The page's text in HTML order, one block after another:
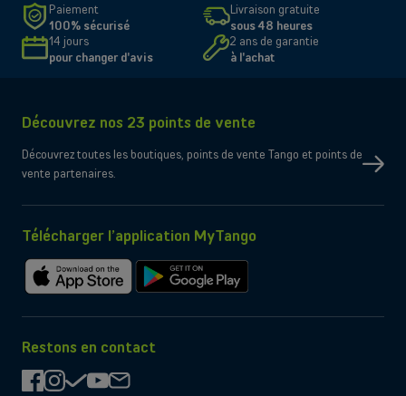
Paiement
100% sécurisé
Livraison gratuite
sous 48 heures
14 jours
pour changer d'avis
2 ans de garantie
à l'achat
Découvrez nos 23 points de vente
Découvrez toutes les boutiques, points de vente Tango et points de
vente partenaires.
Télécharger l’application MyTango
sur
Store
sur
Play
Restons en contact
facebook
instagram
checkyoutube
mail